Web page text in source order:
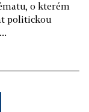
o kterém
politickou